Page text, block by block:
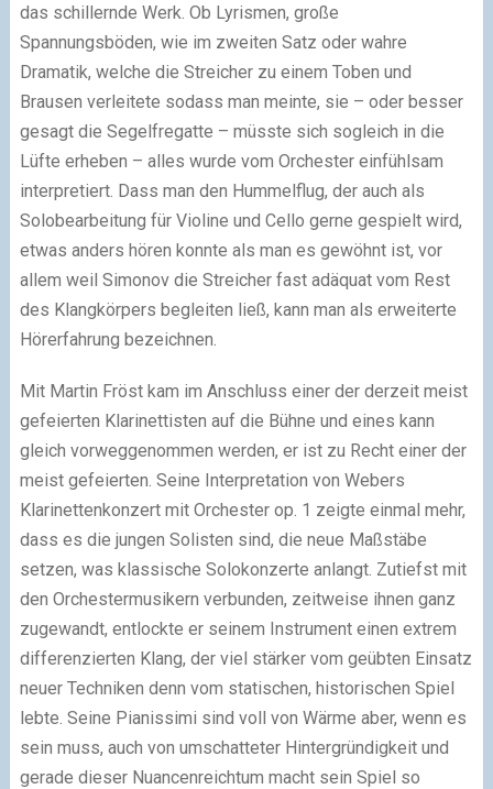
das schillernde Werk. Ob Lyrismen, große
Spannungsböden, wie im zweiten Satz oder wahre
Dramatik, welche die Streicher zu einem Toben und
Brausen verleitete sodass man meinte, sie – oder besser
gesagt die Segelfregatte – müsste sich sogleich in die
Lüfte erheben – alles wurde vom Orchester einfühlsam
interpretiert. Dass man den Hummelflug, der auch als
Solobearbeitung für Violine und Cello gerne gespielt wird,
etwas anders hören konnte als man es gewöhnt ist, vor
allem weil Simonov die Streicher fast adäquat vom Rest
des Klangkörpers begleiten ließ, kann man als erweiterte
Hörerfahrung bezeichnen.
Mit Martin Fröst kam im Anschluss einer der derzeit meist
gefeierten Klarinettisten auf die Bühne und eines kann
gleich vorweggenommen werden, er ist zu Recht einer der
meist gefeierten. Seine Interpretation von Webers
Klarinettenkonzert mit Orchester op. 1 zeigte einmal mehr,
dass es die jungen Solisten sind, die neue Maßstäbe
setzen, was klassische Solokonzerte anlangt. Zutiefst mit
den Orchestermusikern verbunden, zeitweise ihnen ganz
zugewandt, entlockte er seinem Instrument einen extrem
differenzierten Klang, der viel stärker vom geübten Einsatz
neuer Techniken denn vom statischen, historischen Spiel
lebte. Seine Pianissimi sind voll von Wärme aber, wenn es
sein muss, auch von umschatteter Hintergründigkeit und
gerade dieser Nuancenreichtum macht sein Spiel so